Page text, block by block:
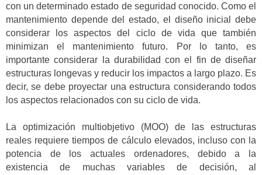
con un determinado estado de seguridad conocido. Como el
mantenimiento depende del estado, el diseño inicial debe
considerar los aspectos del ciclo de vida que también
minimizan el mantenimiento futuro. Por lo tanto, es
importante considerar la durabilidad con el fin de diseñar
estructuras longevas y reducir los impactos a largo plazo. Es
decir, se debe proyectar una estructura considerando todos
los aspectos relacionados con su ciclo de vida.
La optimización multiobjetivo (MOO) de las estructuras
reales requiere tiempos de cálculo elevados, incluso con la
potencia de los actuales ordenadores, debido a la
existencia de muchas variables de decisión, al